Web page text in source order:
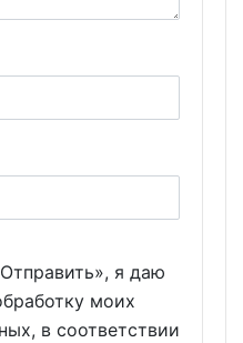
я даю
моих
в соответствии